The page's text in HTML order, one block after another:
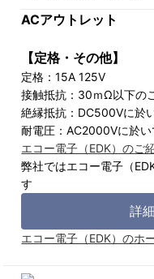
ACアウトレット
【定格・その他】
定格：15A 125V
接触抵抗：30ｍΩ以下の
絶縁抵抗：DC500Vに於
耐電圧：AC2000Vに於い
エコー電子（EDK）のご
弊社ではエコー電子（
す
詳
エコー電子（EDK）のホ